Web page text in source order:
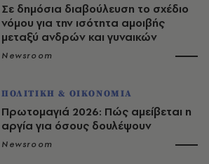
Σε δημόσια διαβούλευση το σχέδιο
νόμου για την ισότητα αμοιβής
μεταξύ ανδρών και γυναικών
Newsroom
ΠΟΛΙΤΙΚΗ & ΟΙΚΟΝΟΜΙΑ
Πρωτομαγιά 2026: Πώς αμείβεται η
αργία για όσους δουλέψουν
Newsroom